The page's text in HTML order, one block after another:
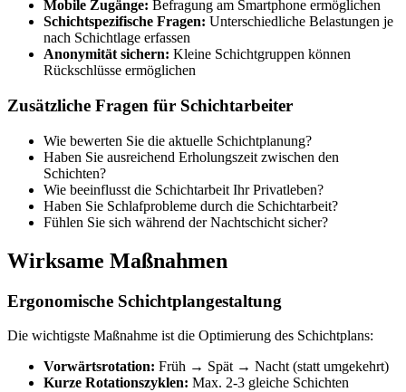
Mobile Zugänge: Befragung am Smartphone ermöglichen
Schichtspezifische Fragen: Unterschiedliche Belastungen je
nach Schichtlage erfassen
Anonymität sichern: Kleine Schichtgruppen können
Rückschlüsse ermöglichen
Zusätzliche Fragen für Schichtarbeiter
Wie bewerten Sie die aktuelle Schichtplanung?
Haben Sie ausreichend Erholungszeit zwischen den
Schichten?
Wie beeinflusst die Schichtarbeit Ihr Privatleben?
Haben Sie Schlafprobleme durch die Schichtarbeit?
Fühlen Sie sich während der Nachtschicht sicher?
Wirksame Maßnahmen
Ergonomische Schichtplangestaltung
Die wichtigste Maßnahme ist die Optimierung des Schichtplans:
Vorwärtsrotation: Früh → Spät → Nacht (statt umgekehrt)
Kurze Rotationszyklen: Max. 2-3 gleiche Schichten